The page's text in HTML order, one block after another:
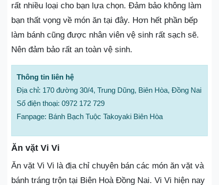
rất nhiều loại cho bạn lựa chọn. Đảm bảo không làm
bạn thất vọng về món ăn tại đây. Hơn hết phần bếp
làm bánh cũng được nhân viên vệ sinh rất sạch sẽ.
Nên đảm bảo rất an toàn vệ sinh.
Thông tin liên hệ
Địa chỉ: 170 đường 30/4, Trung Dũng, Biên Hòa, Đồng Nai
Số điện thoại: 0972 172 729
Fanpage: Bánh Bạch Tuộc Takoyaki Biên Hòa
Ăn vặt Vi Vi
Ăn vặt Vi Vi là địa chỉ chuyên bán các món ăn vặt và
bánh tráng trộn tại Biên Hoà Đồng Nai. Vi Vi hiện nay